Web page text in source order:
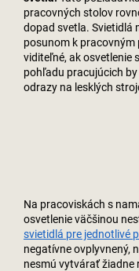
pracovných stolov
dopad svetla. Svietidlá
posunom k
viditeľné, ak osvetlenie
pohľadu pracujúcich
odrazy na lesklých
Na pracoviskách s
osvetlenie väčšinou
svietidlá pre jednotlivé
negatívne ovplyvnený,
nesmú vytvárať žiadne